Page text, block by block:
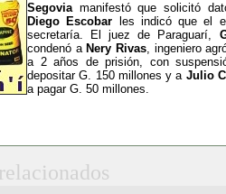
Segoviamanifestó que solicitó
Diego Escobar les indicó que el
secretaría. El juez de Paraguarí,
condenó a Nery Rivas, ingeniero
a 2 años de prisión, con
depositar G. 150 millones y a Julio
a pagar G. 50 millones.